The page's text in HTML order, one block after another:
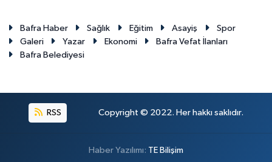
Bafra Haber Sağlık Eğitim Asayiş
Spor
Galeri
Yazar Ekonomi
Bafra Vefat İlanları
Bafra Belediyesi
RSS Copyright © 2022. Her hakkı saklıdır.
Haber Yazılımı: TE Bilişim